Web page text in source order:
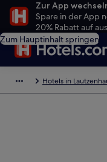
Zur App
Spare in der App
20% Rabatt auf
Zum Hauptinhalt springen
Hotels in